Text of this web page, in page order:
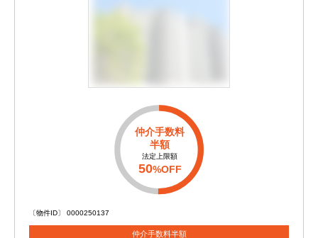
仲介手数料
半額
法定上限額
50%OFF
〔物件ID〕 0000250137
仲介手数料半額